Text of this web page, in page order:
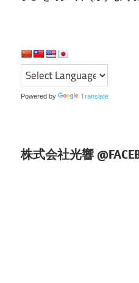
シ
ョ
Powered by Translate
株式会社光響